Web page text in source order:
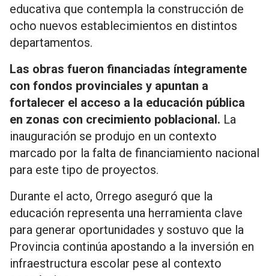
educativa que contempla la construcción de
ocho nuevos establecimientos en distintos
departamentos.
Las obras fueron financiadas íntegramente
con fondos provinciales y apuntan a
fortalecer el acceso a la educación pública
en zonas con crecimiento poblacional. La
inauguración se produjo en un contexto
marcado por la falta de financiamiento nacional
para este tipo de proyectos.
Durante el acto, Orrego aseguró que la
educación representa una herramienta clave
para generar oportunidades y sostuvo que la
Provincia continúa apostando a la inversión en
infraestructura escolar pese al contexto